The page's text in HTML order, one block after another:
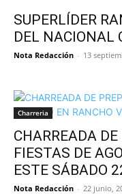
SUPERLÍDER
DEL NACIONAL
Nota Redacción - 13
Charreria
CHARREADA
FIESTAS DE
ESTE SÁBADO
Nota Redacción - 22 junio,